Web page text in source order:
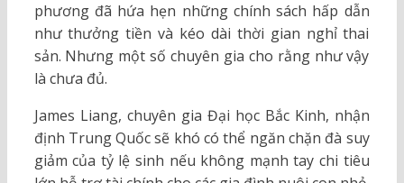
phương đã hứa hẹn những chính sách hấp dẫn
như thưởng tiền và kéo dài thời gian nghỉ thai
sản. Nhưng một số chuyên gia cho rằng như vậy
là chưa đủ.
James Liang, chuyên gia Đại học Bắc Kinh, nhận
định Trung Quốc sẽ khó có thể ngăn chặn đà suy
giảm của tỷ lệ sinh nếu không mạnh tay chi tiêu